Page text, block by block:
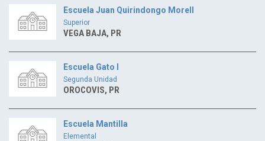
Escuela Juan Quirindongo Morell
Superior
VEGA BAJA, PR
Escuela Gato I
Segunda Unidad
OROCOVIS, PR
Escuela Mantilla
Elemental